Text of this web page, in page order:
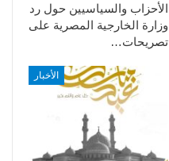
الأحزاب والسياسيين حول رد
وزارة الخارجية المصرية على
تصريحات…
الأخبار